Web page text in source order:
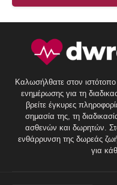
Καλωσήλθατε στον
ενημέρωσης για τη
βρείτε έγκυρες
σημασία της, τη
ασθενών και δωρητών.
ενθάρρυνση της δωρεάς
για